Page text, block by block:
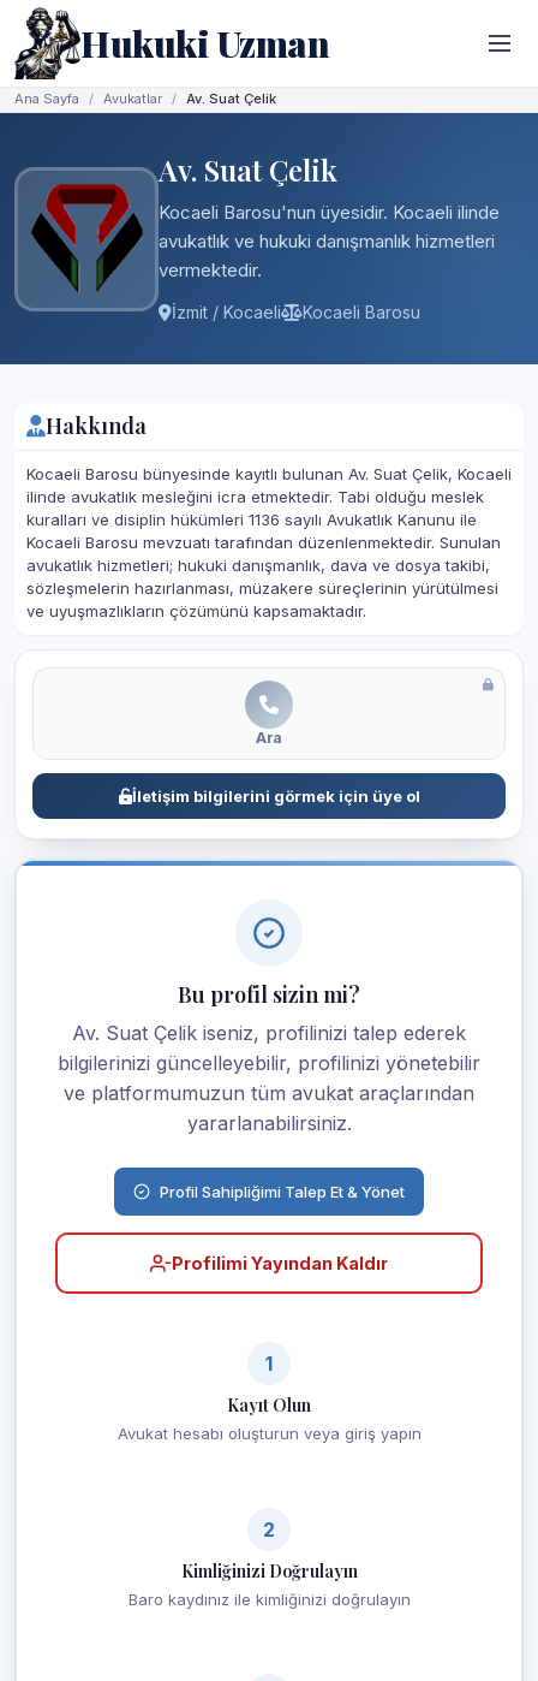
Hukuki Uzman
Ana Sayfa Avukatlar Av. Suat Çelik
Av. Suat Çelik
Kocaeli Barosu'nun üyesidir. Kocaeli ilinde
avukatlık ve hukuki danışmanlık hizmetleri
vermektedir.
İzmit / Kocaeli Kocaeli Barosu
Hakkında
Kocaeli Barosu bünyesinde kayıtlı bulunan Av. Suat Çelik, Kocaeli
ilinde avukatlık mesleğini icra etmektedir. Tabi olduğu meslek
kuralları ve disiplin hükümleri 1136 sayılı Avukatlık Kanunu ile
Kocaeli Barosu mevzuatı tarafından düzenlenmektedir. Sunulan
avukatlık hizmetleri; hukuki danışmanlık, dava ve dosya takibi,
sözleşmelerin hazırlanması, müzakere süreçlerinin yürütülmesi
ve uyuşmazlıkların çözümünü kapsamaktadır.
Ara
İletişim bilgilerini görmek için üye ol
Bu profil sizin mi?
Av. Suat Çelik iseniz, profilinizi talep ederek
bilgilerinizi güncelleyebilir, profilinizi yönetebilir
ve platformumuzun tüm avukat araçlarından
yararlanabilirsiniz.
Profil Sahipliğimi Talep Et & Yönet
Profilimi Yayından Kaldır
1
Kayıt Olun
Avukat hesabı oluşturun veya giriş yapın
2
Kimliğinizi Doğrulayın
Baro kaydınız ile kimliğinizi doğrulayın